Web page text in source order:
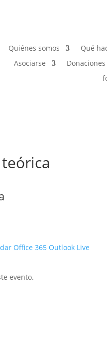
Quiénes somos Qué
Asociarse
Donaciones
Office 365 Outlook Live
evento.